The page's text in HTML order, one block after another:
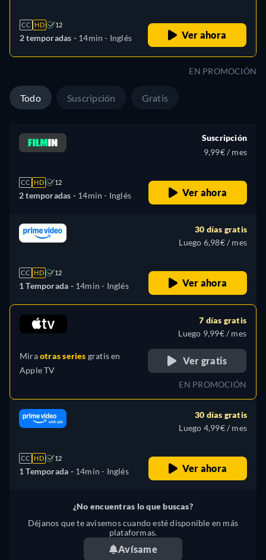
CC HD 12
2 temporadas - 14min - Inglés Ver ahora
EN PROMOCIÓN
Todo Suscripción Gratis
CC HD 12
2 temporadas - 14min - Inglés
Suscripción
9,99€ / mes
Ver ahora
CC HD 12
1 Temporada - 14min - Inglés
30 días gratis
Luego 6,98€ / mes
Ver ahora
Miraotras series gratis en
Apple TV
7 días gratis
Luego 9,99€ / mes
Ver gratis
EN PROMOCIÓN
CC HD 12
1 Temporada - 14min - Inglés
30 días gratis
Luego 4,99€ / mes
Ver ahora
¿No encuentras lo que buscas?
Déjanos que te avisemos cuando esté disponible en más
plataformas.
Avísame